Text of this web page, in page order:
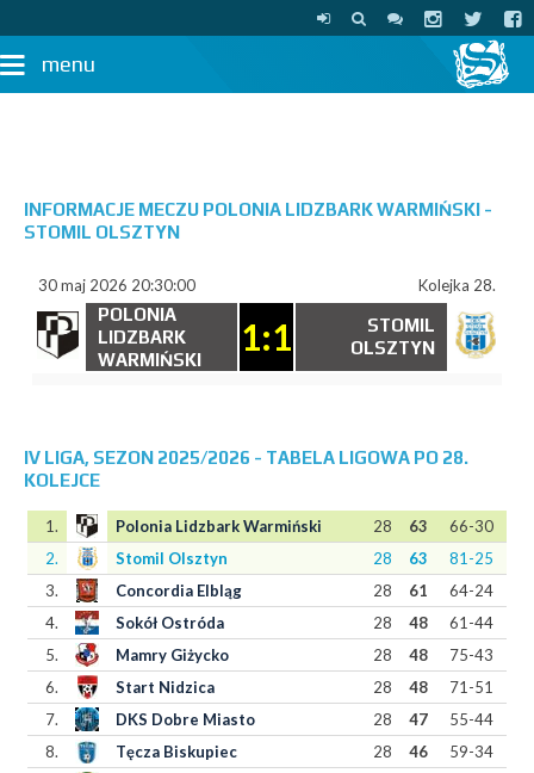
menu
INFORMACJE MECZU POLONIA LIDZBARK WARMIŃSKI -
STOMIL OLSZTYN
30 maj 2026 20:30:00 Kolejka 28.
POLONIA
LIDZBARK
WARMIŃSKI
1:1
STOMIL
OLSZTYN
IV LIGA, SEZON 2025/2026 - TABELA LIGOWA PO 28.
KOLEJCE
1. Polonia Lidzbark Warmiński 28 63
66-30
2.
Stomil Olsztyn 28 63
81-25
3.
Concordia Elbląg 28 61
64-24
4.
Sokół Ostróda 28 48
61-44
5.
Mamry Giżycko 28 48
75-43
6.
Start Nidzica 28 48
71-51
7.
DKS Dobre Miasto 28 47
55-44
8.
Tęcza Biskupiec 28 46
59-34